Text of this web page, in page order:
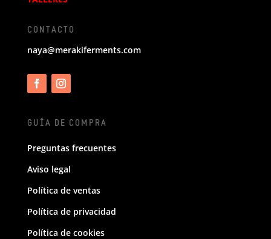
CONTACTO
naya@merakiferments.com
GUÍA DE COMPRA
Preguntas frecuentes
Aviso legal
Política de ventas
Política de privacidad
Política de cookies